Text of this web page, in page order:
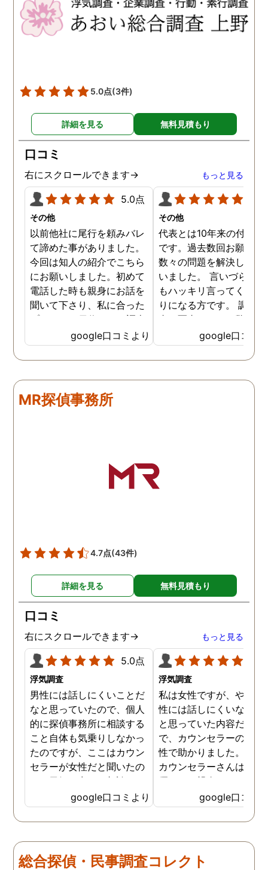
5.0点(3件)
詳細を見る 無料見積もり
口コミ
右にスクロールできます→ もっと見る
5.0点
その他
以前他社に尾行を頼みバレ
て諦めた事がありました。
今回は知人の紹介でこちら
にお願いしました。初めて
電話した時も親身にお話を
聞いて下さり、私に合った
プランで15日位かけて調査
してもらいました。 噂通り
調査も細かく、こんな所ま
でしっかり撮ってくれたん
拠で旦那と今後の話しが早
く進みそうです。また結果
かり注意してくださる方で
した。本当に感謝してま
す。また分からない事があ
がとうございました！！
google口コミより
その他
代表とは10年来の付き合
です。過去数回お願いし
数々の問題を解決しても
いました。 言いづらい
もハッキリ言ってくれて
りになる方です。 調査
書の写真もいつも驚かさ
てどうやって撮ったのか
くと面白い話し聞かせて
れますね。 問題がない
google口コミ
MR探偵事務所
4.7点(43件)
詳細を見る 無料見積もり
口コミ
右にスクロールできます→ もっと見る
5.0点
浮気調査
男性には話しにくいことだ
なと思っていたので、個人
的に探偵事務所に相談する
こと自体も気乗りしなかっ
たのですが、ここはカウン
セラーが女性だと聞いたの
で、勇気を出して相談して
みることにしました。感極
まって泣いてしまったり、
感情が表に出すぎてしまう
ださったので安心して悩み
を話せました。他はどうか
google口コミより
浮気調査
私は女性ですが、やはり
性には話しにくいな。。
と思っていた内容だった
で、カウンセラーの方が
性で助かりました。MR
カウンセラーさんはすご
優しくて親身になって話
聞いてくれるので思わず
を流して話してしまいま
た。それほど自分がずっ
した、調査料金は決して
いとは言えませんが、調
google口コミ
総合探偵・民事調査コレクト